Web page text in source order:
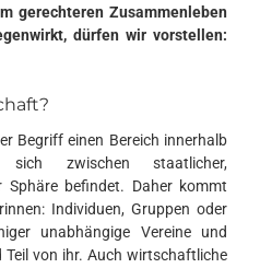
gerechteren Zusammenleben
dürfen wir vorstellen:
Begriff einen Bereich innerhalb
zwischen staatlicher,
befindet. Daher kommt
Individuen, Gruppen oder
unabhängige Vereine und
von ihr. Auch wirtschaftliche